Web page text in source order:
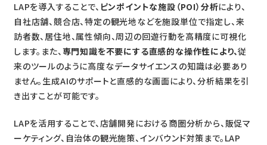
LAPを導入することで、 ピンポイントな施設（POI）分析により、
自社店舗、競合店、特定の観光地などを施設単位で指定し、来
訪者数、居住地、属性傾向、周辺の回遊行動を高精度に可視化
します。また、専門知識を不要にする直感的な操作性により、従
来のツールのように高度なデータサイエンスの知識は必要あり
ません。生成AIのサポートと直感的な画面により、分析結果を引
き出すことが可能です。
LAPを活用することで、店舗開発における商圏分析から、販促マ
ーケティング、自治体の観光施策、インバウンド対策まで。LAP